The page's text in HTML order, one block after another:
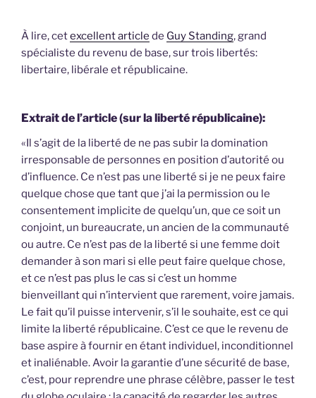
À lire, cetexcellent article de Guy Standing, grand
spécialiste du revenu de base, sur trois libertés:
libertaire, libérale et républicaine.
Extrait de l’article (sur la liberté républicaine):
«Il s’agit de la liberté de ne pas subir la domination
irresponsable de personnes en position d’autorité ou
d’influence. Ce n’est pas une liberté si je ne peux faire
quelque chose que tant que j’ai la permission ou le
consentement implicite de quelqu’un, que ce soit un
conjoint, un bureaucrate, un ancien de la communauté
ou autre. Ce n’est pas de la liberté si une femme doit
demander à son mari si elle peut faire quelque chose,
et ce n’est pas plus le cas si c’est un homme
bienveillant qui n’intervient que rarement, voire jamais.
Le fait qu’il puisse intervenir, s’il le souhaite, est ce qui
limite la liberté républicaine. C’est ce que le revenu de
base aspire à fournir en étant individuel, inconditionnel
et inaliénable. Avoir la garantie d’une sécurité de base,
c’est, pour reprendre une phrase célèbre, passer le test